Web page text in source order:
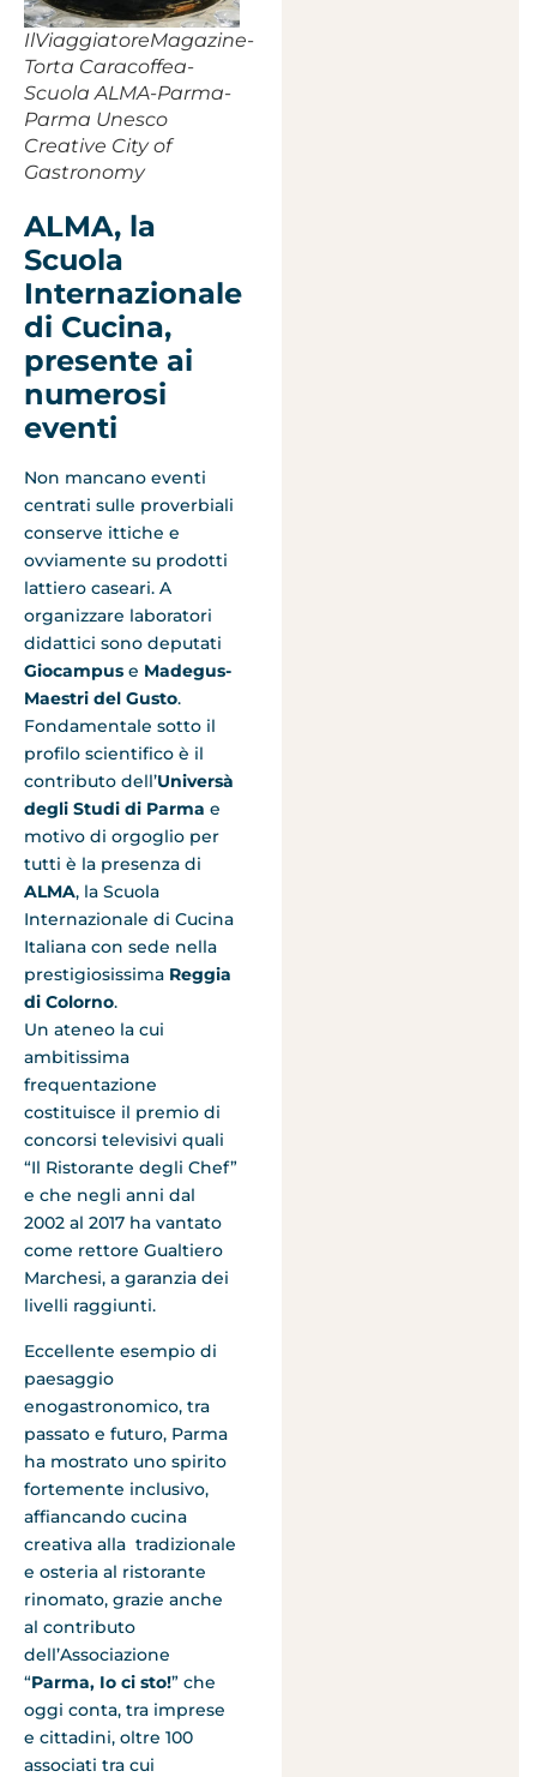
IlViaggiatoreMagazine-
Torta Caracoffea-
Scuola ALMA-Parma-
Parma Unesco
Creative City of
Gastronomy
ALMA, la
Scuola
Internazionale
di Cucina,
presente ai
numerosi
eventi
Non mancano eventi
centrati sulle proverbiali
conserve ittiche e
ovviamente su prodotti
lattiero caseari. A
organizzare laboratori
didattici sono deputati
Giocampus e Madegus-
Maestri del Gusto.
Fondamentale sotto il
profilo scientifico è il
contributo dell’Universà
degli Studi di Parma e
motivo di orgoglio per
tutti è la presenza di
ALMA, la Scuola
Internazionale di Cucina
Italiana con sede nella
prestigiosissima Reggia
di Colorno.
Un ateneo la cui
ambitissima
frequentazione
costituisce il premio di
concorsi televisivi quali
“Il Ristorante degli Chef”
e che negli anni dal
2002 al 2017 ha vantato
come rettore Gualtiero
Marchesi, a garanzia dei
livelli raggiunti.
Eccellente esempio di
paesaggio
enogastronomico, tra
passato e futuro, Parma
ha mostrato uno spirito
fortemente inclusivo,
affiancando cucina
creativa alla tradizionale
e osteria al ristorante
rinomato, grazie anche
al contributo
dell’Associazione
“Parma, Io ci sto!” che
oggi conta, tra imprese
e cittadini, oltre 100
associati tra cui